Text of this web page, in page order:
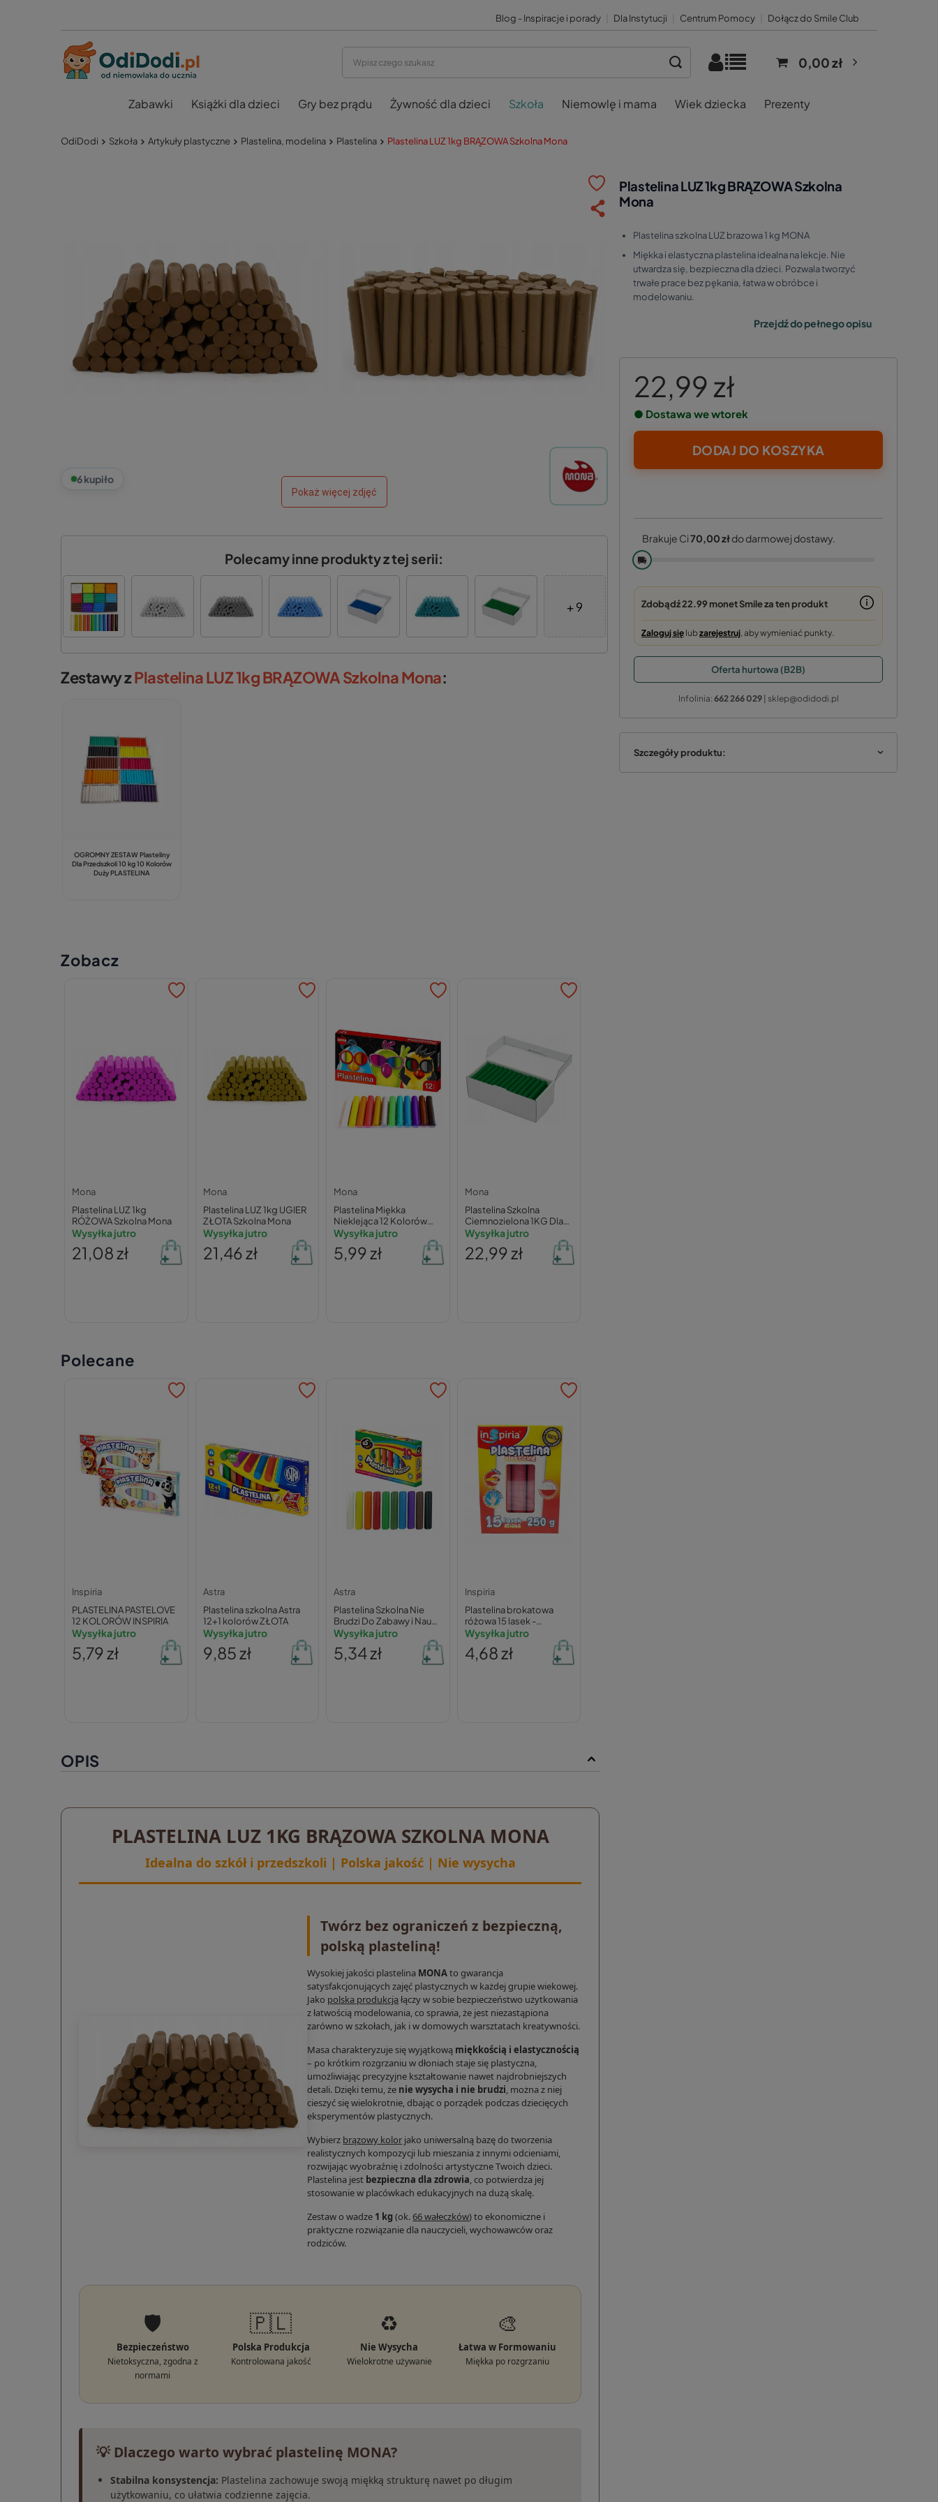
Blog - Inspiracje i porady Dla Instytucji Centrum Pomocy Dołącz do Smile Club
0,00 zł
Zabawki Książki dla dzieci Gry bez prądu Żywność dla dzieci Szkoła Niemowlę i mama Wiek dziecka Prezenty
OdiDodi Szkoła Artykuły plastyczne Plastelina, modelina Plastelina Plastelina LUZ 1kg BRĄZOWA Szkolna Mona
6 kupiło
Pokaż więcej zdjęć
Plastelina LUZ 1kg BRĄZOWA Szkolna
Mona
Plastelina szkolna LUZ brazowa 1 kg MONA
Miękka i elastyczna plastelina idealna na lekcje. Nie
utwardza się, bezpieczna dla dzieci. Pozwala tworzyć
trwałe prace bez pękania, łatwa w obróbce i
modelowaniu.
Przejdź do pełnego opisu
22,99 zł
● Dostawa we wtorek
DODAJ DO KOSZYKA
Brakuje Ci70,00 złdo darmowej dostawy.
🚚
Zdobądź22.99 monetSmile za ten produkt
Zaloguj się lubzarejestruj, aby wymieniać punkty.
Oferta hurtowa (B2B)
Infolinia: 662 266 029| sklep@odidodi.pl
Szczegóły produktu:
Polecamy inne produkty z tej serii:
+ 9
Zestawy zPlastelina LUZ 1kg BRĄZOWA Szkolna Mona:
OGROMNY ZESTAW Plasteliny
Dla Przedszkoli 10 kg 10 Kolorów
Duży PLASTELINA
Zobacz
Mona
Plastelina LUZ 1kg
RÓŻOWA Szkolna Mona
Wysyłka jutro
21,08 zł
Mona
Plastelina LUZ 1kg UGIER
ZŁOTA Szkolna Mona
Wysyłka jutro
21,46 zł
Mona
Plastelina Miękka
Nieklejąca 12 Kolorów
Mona
Wysyłka jutro
5,99 zł
Mona
Plastelina Szkolna
Ciemnozielona 1KG Dla
Dzieci Plastyka Szkoła W
Wysyłka jutro
22,99 zł
Polecane
Inspiria
PLASTELINA PASTELOVE
12 KOLORÓW INSPIRIA
Wysyłka jutro
5,79 zł
Astra
Plastelina szkolna Astra
12+1 kolorów ZŁOTA
Wysyłka jutro
9,85 zł
Astra
Plastelina Szkolna Nie
Brudzi Do Zabawy i Nauki
Modelowania 10kol. 3+
Wysyłka jutro
5,34 zł
Inspiria
Plastelina brokatowa
różowa 15 lasek -
Schemat
Wysyłka jutro
4,68 zł
OPIS
PLASTELINA LUZ 1KG BRĄZOWA SZKOLNA MONA
Idealna do szkół i przedszkoli | Polska jakość | Nie wysycha
Twórz bez ograniczeń z bezpieczną,
polską plasteliną!
Wysokiej jakości plastelina MONAto gwarancja
satysfakcjonujących zajęć plastycznych w każdej grupie wiekowej.
Jako polska produkcjałączy w sobie bezpieczeństwo użytkowania
z łatwością modelowania, co sprawia, że jest niezastąpiona
zarówno w szkołach, jak i w domowych warsztatach kreatywności.
Masa charakteryzuje się wyjątkową miękkością i elastycznością
– po krótkim rozgrzaniu w dłoniach staje się plastyczna,
umożliwiając precyzyjne kształtowanie nawet najdrobniejszych
detali. Dzięki temu, że nie wysycha i nie brudzi, można z niej
cieszyć się wielokrotnie, dbając o porządek podczas dziecięcych
eksperymentów plastycznych.
Wybierz brązowy kolor jako uniwersalną bazę do tworzenia
realistycznych kompozycji lub mieszania z innymi odcieniami,
rozwijając wyobraźnię i zdolności artystyczne Twoich dzieci.
Plastelina jest bezpieczna dla zdrowia, co potwierdza jej
stosowanie w placówkach edukacyjnych na dużą skalę.
Zestaw o wadze 1 kg (ok.66 wałeczków) to ekonomiczne i
praktyczne rozwiązanie dla nauczycieli, wychowawców oraz
rodziców.
🛡️
Bezpieczeństwo
Nietoksyczna, zgodna z
normami
🇵🇱
Polska Produkcja
Kontrolowana jakość
♻️
Nie Wysycha
Wielokrotne używanie
🎨
Łatwa w Formowaniu
Miękka po rozgrzaniu
💡 Dlaczego warto wybrać plastelinę MONA?
Stabilna konsystencja: Plastelina zachowuje swoją miękką strukturę nawet po długim
użytkowaniu, co ułatwia codzienne zajęcia.